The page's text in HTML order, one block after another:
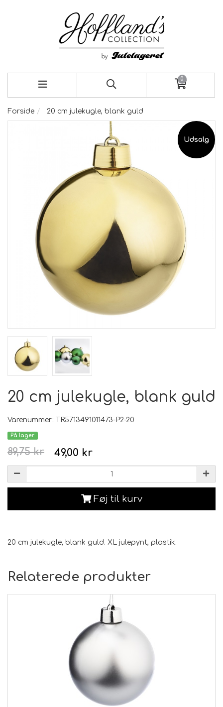
0
Forside 20 cm julekugle, blank guld
Udsalg
20 cm julekugle, blank guld
Varenummer: TR5713491011473-P2-20
På lager
49,00 kr
89,75 kr
Føj til kurv
20 cm julekugle, blank guld. XL julepynt, plastik.
Relaterede produkter